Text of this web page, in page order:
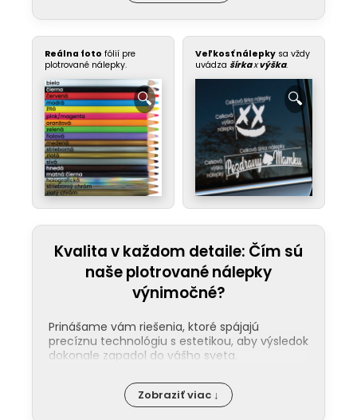
Reálna foto fólií pre
plotrované nálepky.
Veľkosť nálepky sa vždy
uvádza šírkaxvýška.
Kvalita v každom detaile: Čím sú
naše plotrované nálepky
výnimočné?
Prinášame vám riešenia, ktoré spájajú
precíznu technológiu s estetikou, aby výsledok
dokonale zapadol do vášho sveta.
Jednoduchá aplikácia: Nalepenie
našej nálepky zvládne každý. Ku každej
Zobraziť viac ↓